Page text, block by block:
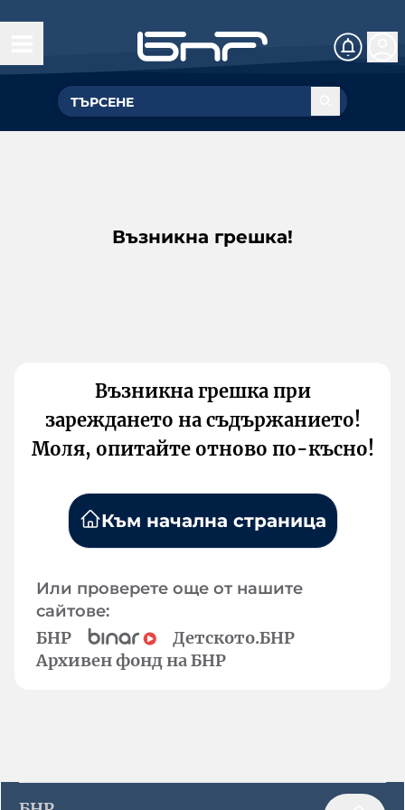
Възникна грешка!
Възникна грешка при
зареждането на съдържанието!
Моля, опитайте отново по-късно!
Към начална страница
Или проверете още от нашите
сайтове:
БНР
Детското.БНР
Архивен фонд на БНР